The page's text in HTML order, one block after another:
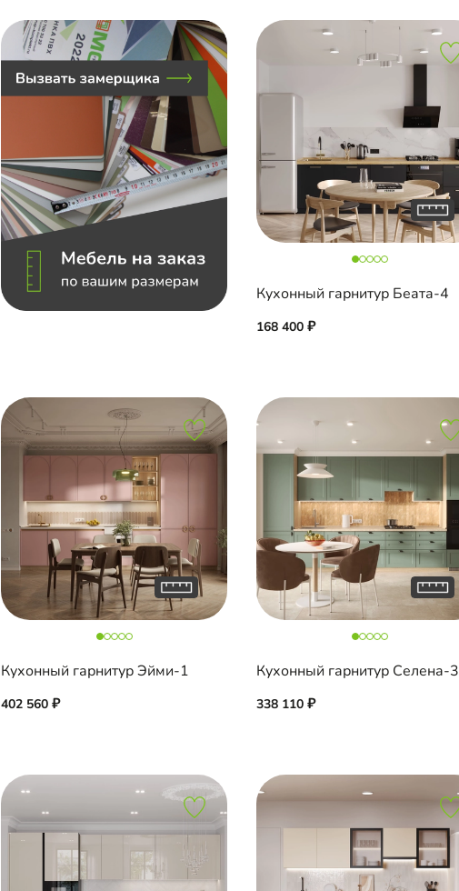
Кухонный гарнитур Беата-4
168 400
Кухонный гарнитур Эйми-1
402 560
Кухонный гарнитур Селена-3
338 110